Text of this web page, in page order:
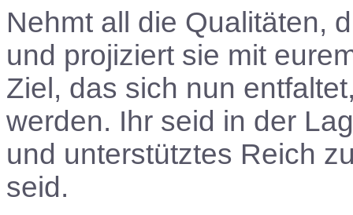
Nehmt all die Qualitäten,
und projiziert sie mit
Ziel, das sich nun
werden. Ihr seid in der
und unterstütztes Reich
seid.